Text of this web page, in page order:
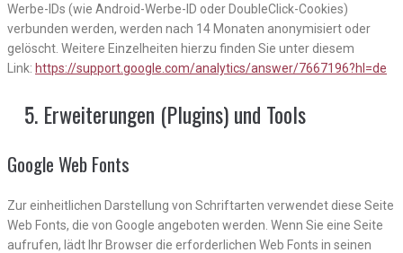
Werbe-IDs (wie Android-Werbe-ID oder DoubleClick-Cookies)
verbunden werden, werden nach 14 Monaten anonymisiert oder
gelöscht. Weitere Einzelheiten hierzu finden Sie unter diesem
Link: https://support.google.com/analytics/answer/7667196?hl=de
Erweiterungen (Plugins) und Tools
Google Web Fonts
Zur einheitlichen Darstellung von Schriftarten verwendet diese Seite
Web Fonts, die von Google angeboten werden. Wenn Sie eine Seite
aufrufen, lädt Ihr Browser die erforderlichen Web Fonts in seinen